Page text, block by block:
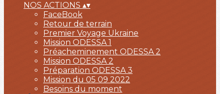
NOS ACTIONS ▴▾
FaceBook
Retour de terrain
Premier Voyage Ukraine
Mission ODESSA 1
Préacheminement ODESSA 2
Mission ODESSA 2
Préparation ODESSA 3
Mission du 05 09 2022
Besoins du moment